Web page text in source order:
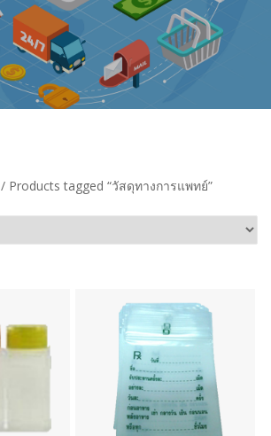
/ Products tagged “วัสดุทางการแพทย์”